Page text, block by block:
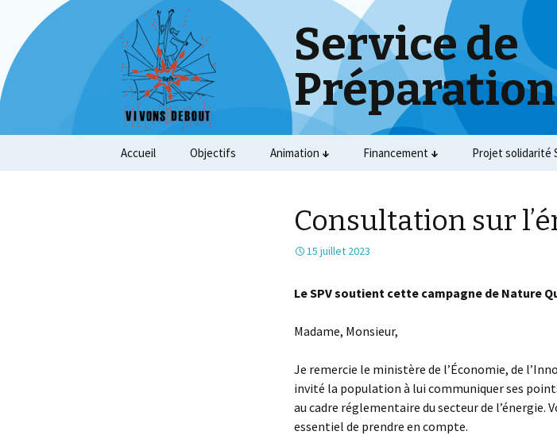
Service de
Préparation
Accueil Objectifs Animation Financement Projet solidarité
Consultation sur
15 juillet 2023
Le SPV soutient cette campagne de Nature
Madame, Monsieur,
Je remercie le ministère de l’Économie, de
invité la population à lui communiquer ses
au cadre réglementaire du secteur de l’énergie.
essentiel de prendre en compte.